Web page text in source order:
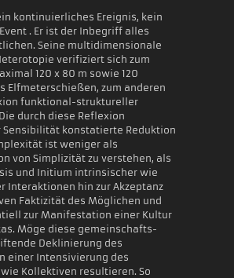
kontinuierliches Ereignis, kein
. Er ist der Inbegriff alles
Seine multidimensionale
verifiziert sich zum
120 x 80 m sowie 120
Elfmeterschießen, zum anderen
funktional-struktureller
durch diese Reflexion
konstatierte Reduktion
ist weniger als
von Simplizität zu verstehen, als
und Initium intrinsischer wie
Interaktionen hin zur Akzeptanz
Faktizität des Möglichen und
zur Manifestation einer Kultur
Möge diese gemeinschafts-
Deklinierung des
einer Intensivierung des
Kollektiven resultieren. So